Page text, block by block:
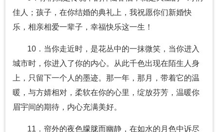
佳人；孩子，在你结婚的典礼上，我祝愿你们新婚快
乐，相亲相爱一辈子，幸福快乐这一生！
10．当你走近时，是花丛中的一抹微笑，当你进入
城市时，你进入了你的内心。从此千色出现在陌生人身
上，只留下一个人的墨迹。那一年，那月，带着它的温
暖，与方婧相对，柔软在你的心里，绽放芬芳，温暖你
眉宇间的期待，内心充满美好。
11．帘外的夜色朦胧而幽静，在如水的月色中诉尽